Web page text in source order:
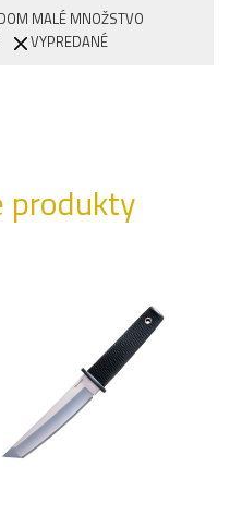
MALÉ MNOŽSTVO
VYPREDANÉ
produkty